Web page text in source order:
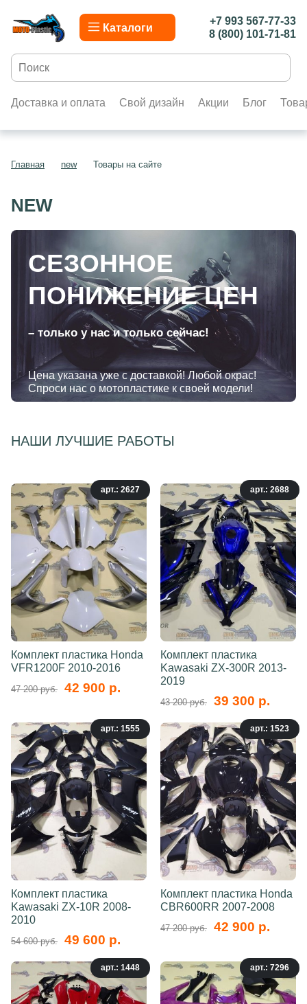
Каталоги
+7 993 567-77-33
8 (800) 101-71-81
Доставка и оплата Свой дизайн Акции Блог
Главная new Товары на сайте
NEW
СЕЗОННОЕ
ПОНИЖЕНИЕ ЦЕН
– только у нас и только сейчас!
Цена указана уже с доставкой! Любой окрас!
Спроси нас о мотопластике к своей модели!
НАШИ ЛУЧШИЕ РАБОТЫ
арт.: 2627
Комплект пластика Honda
VFR1200F 2010-2016
47 200 руб. 42 900 р.
арт.: 2688
Комплект пластика
Kawasaki ZX-300R 2013-
2019
43 200 руб. 39 300 р.
арт.: 1555
Комплект пластика
Kawasaki ZX-10R 2008-
2010
54 600 руб. 49 600 р.
арт.: 1523
Комплект пластика Honda
CBR600RR 2007-2008
47 200 руб. 42 900 р.
арт.: 1448 арт.: 7296